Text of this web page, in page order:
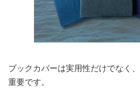
ブックカバーは実用性だけでなく、
重要です。